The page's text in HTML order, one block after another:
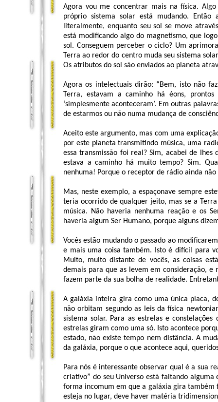
Agora vou me concentrar mais na física.
próprio sistema solar está mudando.
literalmente, enquanto seu sol se move
está modificando algo do magnetismo, que
sol. Conseguem perceber o ciclo? Um
Terra ao redor do centro muda seu sistema
Os atributos do sol são enviados ao planeta
Agora os intelectuais dirão: “Bem, isto não
Terra, estavam a caminho há éons,
‘simplesmente aconteceram’. Em outras
de estarmos ou não numa mudança de
Aceito este argumento, mas com uma
por este planeta transmitindo música, uma
essa transmissão foi real? Sim, acabei de
estava a caminho há muito tempo? Sim.
nenhuma! Porque o receptor de rádio ainda
Mas, neste exemplo, a espaçonave sempre
teria ocorrido de qualquer jeito, mas se a
música. Não haveria nenhuma reação e os
haveria algum Ser Humano, porque alguns
Vocês estão mudando o passado ao
e mais uma coisa também. Isto é difícil para
Muito, muito distante de vocês, as coisas
demais para que as levem em consideração,
fazem parte da sua bolha de realidade.
A galáxia inteira gira como uma única placa,
não orbitam segundo as leis da física
sistema solar. Para as estrelas e
estrelas giram como uma só. Isto acontece
estado, não existe tempo nem distância. A
da galáxia, porque o que acontece aqui,
Para nós é interessante observar qual é a sua
criativo” do seu Universo está faltando
forma incomum em que a galáxia gira também
esteja no lugar, deve haver matéria